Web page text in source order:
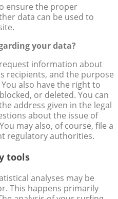
ensure the proper
data can be used to
your data?
information about
recipients, and the purpose
also have the right to
or deleted. You can
address given in the legal
about the issue of
may also, of course, file a
regulatory authorities.
tools
analyses may be
This happens primarily